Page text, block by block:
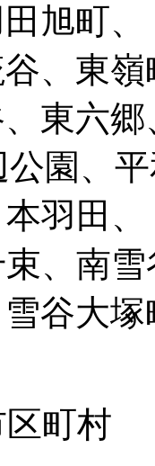
旭町、
、東嶺
東六郷
園、
羽田、
、南雪
谷大塚
町村